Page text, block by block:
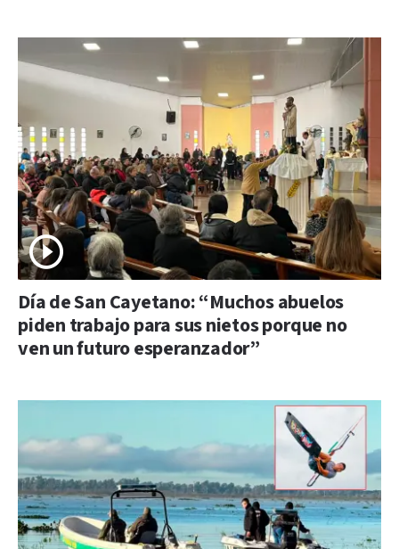
Día de San Cayetano: “Muchos abuelos
piden trabajo para sus nietos porque no
ven un futuro esperanzador”